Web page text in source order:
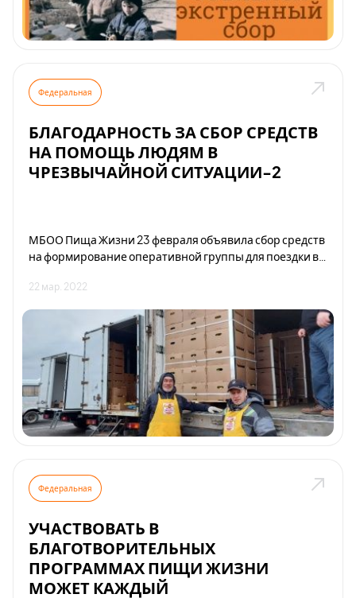
Федеральная
БЛАГОДАРНОСТЬ ЗА СБОР СРЕДСТВ
НА ПОМОЩЬ ЛЮДЯМ В
ЧРЕЗВЫЧАЙНОЙ СИТУАЦИИ-2
МБОО Пища Жизни 23 февраля объявила сбор средств
на формирование оперативной группы для поездки в
планировали организовать кормление беженцев.
22 мар. 2022
Федеральная
УЧАСТВОВАТЬ В
БЛАГОТВОРИТЕЛЬНЫХ
ПРОГРАММАХ ПИЩИ ЖИЗНИ
МОЖЕТ КАЖДЫЙ